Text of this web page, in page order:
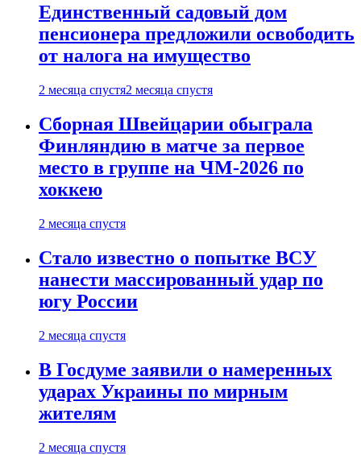
Единственный садовый дом
пенсионера предложили освободить
от налога на имущество
2 месяца спустя2 месяца спустя
Сборная Швейцарии обыграла
Финляндию в матче за первое
место в группе на ЧМ-2026 по
хоккею
2 месяца спустя
Стало известно о попытке ВСУ
нанести массированный удар по
югу России
2 месяца спустя
В Госдуме заявили о намеренных
ударах Украины по мирным
жителям
2 месяца спустя